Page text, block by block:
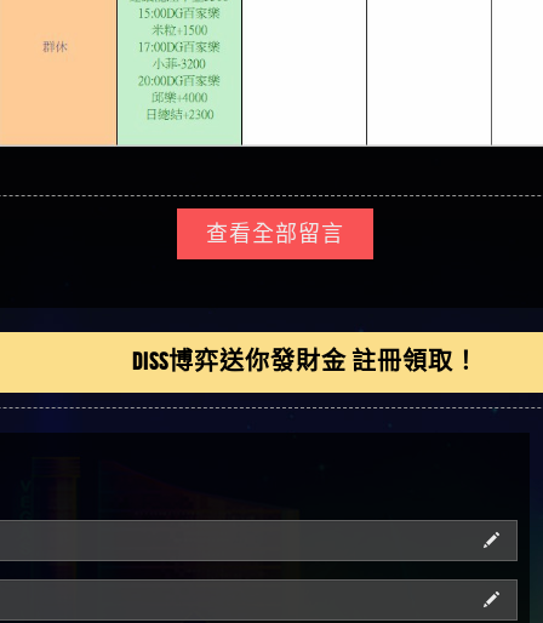
DISS博弈送你發財金 註冊領取！